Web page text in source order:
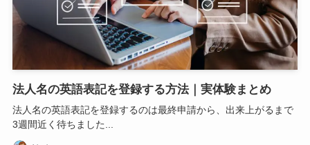
法人名の英語表記を登録する方法｜実体験まとめ
法人名の英語表記を登録するのは最終申請から、出来上がるまで
3週間近く待ちました...